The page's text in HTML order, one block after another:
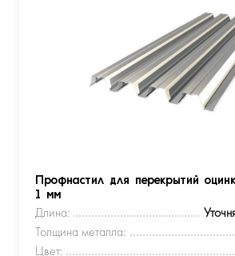
Профнастил для перекрытий
1 мм
Длина:
Толщина металла:
Цвет: